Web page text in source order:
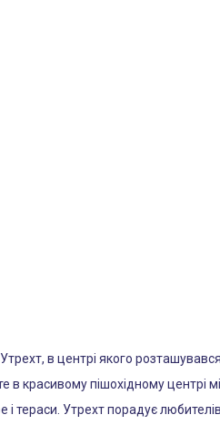
в центрі якого
в красивому пішохідному
Утрехт порадує